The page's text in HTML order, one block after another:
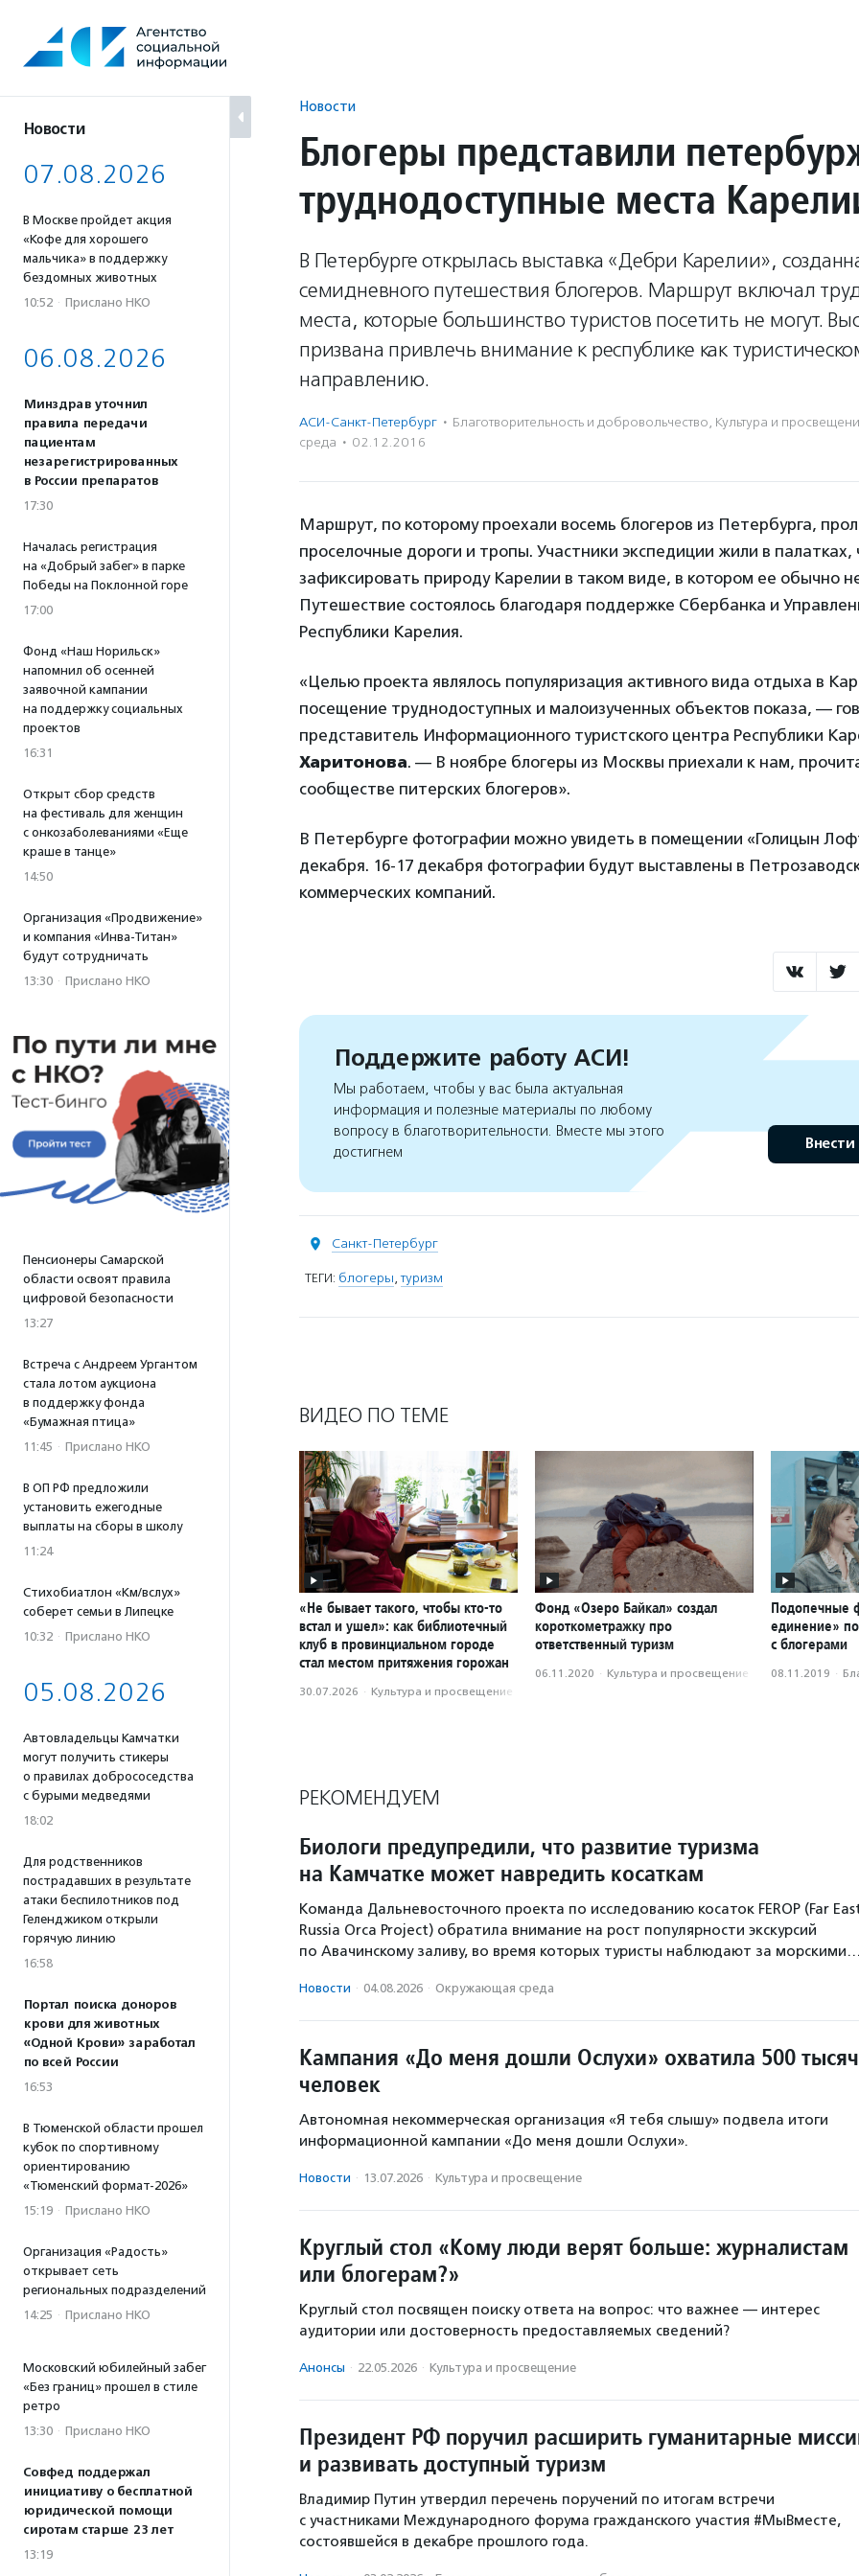
содержанию
Новости
07.08.2026
В Москве пройдет акция
«Кофе для хорошего
мальчика» в поддержку
бездомных животных
10:52 · Прислано НКО
06.08.2026
Минздрав уточнил
правила передачи
пациентам
незарегистрированных
в России препаратов
17:30
Началась регистрация
на «Добрый забег» в парке
Победы на Поклонной горе
17:00
Фонд «Наш Норильск»
напомнил об осенней
заявочной кампании
на поддержку социальных
проектов
16:31
Открыт сбор средств
на фестиваль для женщин
с онкозаболеваниями «Еще
краше в танце»
14:50
Организация «Продвижение»
и компания «Инва-Титан»
будут сотрудничать
13:30 · Прислано НКО
Пенсионеры Самарской
области освоят правила
цифровой безопасности
13:27
Встреча с Андреем Ургантом
стала лотом аукциона
в поддержку фонда
«Бумажная птица»
11:45 · Прислано НКО
В ОП РФ предложили
установить ежегодные
выплаты на сборы в школу
11:24
Стихобиатлон «Км/вслух»
соберет семьи в Липецке
10:32 · Прислано НКО
05.08.2026
Автовладельцы Камчатки
могут получить стикеры
о правилах добрососедства
с бурыми медведями
18:02
Для родственников
пострадавших в результате
атаки беспилотников под
Геленджиком открыли
горячую линию
16:58
Портал поиска доноров
крови для животных
«Одной Крови» заработал
по всей России
16:53
В Тюменской области прошел
кубок по спортивному
ориентированию
«Тюменский формат-2026»
15:19 · Прислано НКО
Организация «Радость»
открывает сеть
региональных подразделений
14:25 · Прислано НКО
Московский юбилейный забег
«Без границ» прошел в стиле
ретро
13:30 · Прислано НКО
Совфед поддержал
инициативу о бесплатной
юридической помощи
сиротам старше 23 лет
13:19
Новости
Блогеры представили
труднодоступные места
В Петербурге открылась выставка «Дебри Карелии»,
семидневного путешествия блогеров. Маршрут включал
места, которые большинство туристов посетить не могут.
призвана привлечь внимание к республике как
направлению.
АСИ-Санкт-Петербург · Благотвори­тель­ность и доброволь­чест­во, Культура и
среда · 02.12.2016
Маршрут, по которому проехали восемь блогеров из Петербурга,
проселочные дороги и тропы. Участники экспедиции жили в палатках,
зафиксировать природу Карелии в таком виде, в котором ее обычно
Путешествие состоялось благодаря поддержке Сбербанка и
Республики Карелия.
«Целью проекта являлось популяризация активного вида отдыха в
посещение труднодоступных и малоизученных объектов показа, —
представитель Информационного туристского центра Республики
Харитонова. — В ноябре блогеры из Москвы приехали к нам,
сообществе питерских блогеров».
В Петербурге фотографии можно увидеть в помещении «Голицын
декабря. 16-17 декабря фотографии будут выставлены в
коммерческих компаний.
Поддержите работу АСИ!
Мы работаем, чтобы у вас была актуальная
информация и полезные материалы по любому
вопросу в благотворительности. Вместе мы этого
достигнем
Внести
Санкт-Петербург
ТЕГИ: блогеры,туризм
ВИДЕО ПО ТЕМЕ
«Не бывает такого, чтобы кто-то
встал и ушел»: как библиотечный
клуб в провинциальном городе
стал местом притяжения горожан
30.07.2026 · Культура и просвещение
Фонд «Озеро Байкал» создал
короткометражку про
ответственный туризм
06.11.2020 · Культура и просвещение
Подопечные
единение»
с блогерами
08.11.2019 ·
РЕКОМЕНДУЕМ
Биологи предупредили, что развитие туризма
на Камчатке может навредить косаткам
Команда Дальневосточного проекта по исследованию косаток FEROP (Far
Russia Orca Project) обратила внимание на рост популярности экскурсий
по Авачинскому заливу, во время которых туристы наблюдают за
Новости · 04.08.2026 · Окружающая среда
Кампания «До меня дошли Ослухи» охватила 500 тысяч
человек
Автономная некоммерческая организация «Я тебя слышу» подвела итоги
информационной кампании «До меня дошли Ослухи».
Новости · 13.07.2026 · Культура и просвещение
Круглый стол «Кому люди верят больше: журналистам
или блогерам?»
Круглый стол посвящен поиску ответа на вопрос: что важнее — интерес
аудитории или достоверность предоставляемых сведений?
Анонсы · 22.05.2026 · Культура и просвещение
Президент РФ поручил расширить гуманитарные
и развивать доступный туризм
Владимир Путин утвердил перечень поручений по итогам встречи
с участниками Международного форума гражданского участия #МыВместе,
состоявшейся в декабре прошлого года.